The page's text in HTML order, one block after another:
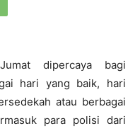
dipercaya bagi
hari yang baik, hari
atau berbagai
para polisi dari